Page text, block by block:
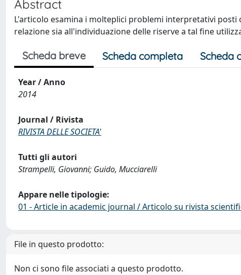
Abstract
L'articolo esamina i molteplici problemi interpretativi
relazione sia all'individuazione delle riserve a tal fine
Scheda breve Scheda completa Scheda
Year / Anno
2014
Journal / Rivista
RIVISTA DELLE SOCIETA'
Tutti gli autori
Strampelli, Giovanni; Guido, Mucciarelli
Appare nelle tipologie:
01 - Article in academic journal / Articolo su rivista
File in questo prodotto:
Non ci sono file associati a questo prodotto.